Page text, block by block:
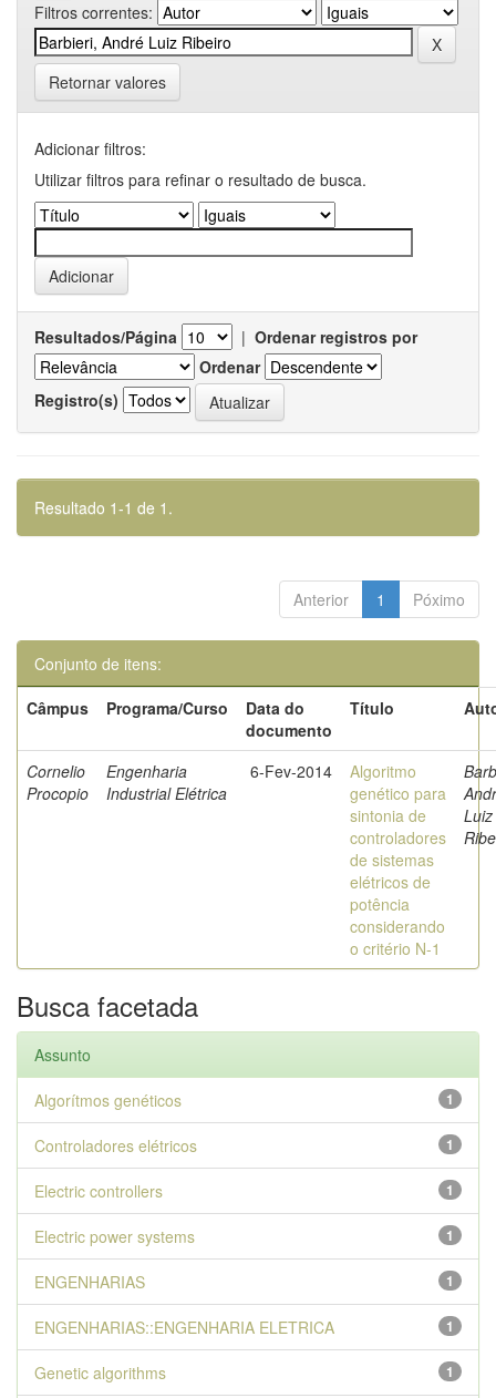
Filtros correntes:
Retornar valores
Adicionar filtros:
Utilizar filtros para refinar o resultado de busca.
Resultados/Página | Ordenar registros por
Ordenar
Registro(s)
Resultado 1-1 de 1.
Anterior 1 Póximo
Conjunto de itens:
Câmpus
Programa/Curso
Data do
documento
Título
Cornelio
Procopio
Engenharia
Industrial Elétrica
6-Fev-2014
Algoritmo
genético para
sintonia de
controladores
de sistemas
elétricos de
potência
considerando
o critério N-1
Luiz
Busca facetada
Assunto
1
Algorítmos genéticos
1
Controladores elétricos
1
Electric controllers
1
Electric power systems
1
ENGENHARIAS
1
ENGENHARIAS::ENGENHARIA ELETRICA
1
Genetic algorithms